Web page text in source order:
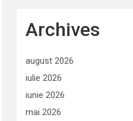
Archives
august 2026
iulie 2026
iunie 2026
mai 2026